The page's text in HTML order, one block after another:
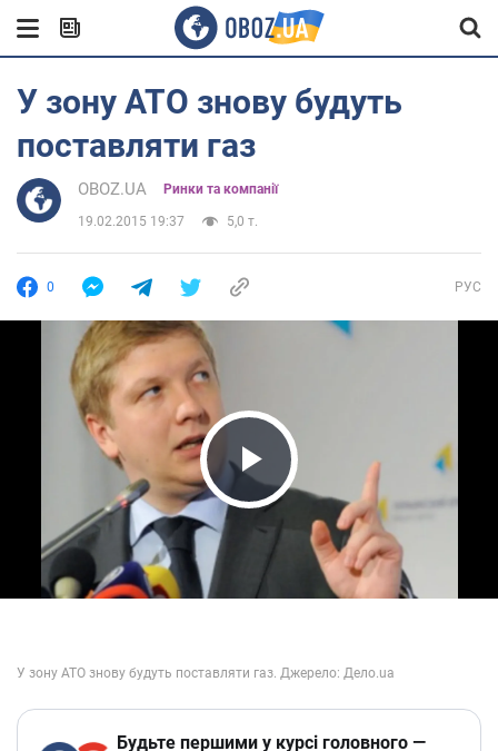
У зону АТО знову будуть
поставляти газ
OBOZ.UA Ринки та компанії
19.02.2015 19:37 5,0 т.
0 РУС
Play Video
Будьте першими у курсі головного —